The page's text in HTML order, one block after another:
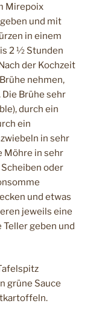
Mirepoix
und mit
in einem
2 ½ Stunden
der Kochzeit
nehmen,
Brühe sehr
durch ein
ein
in sehr
Möhre in sehr
oder
und etwas
jeweils eine
geben und
grüne Sauce